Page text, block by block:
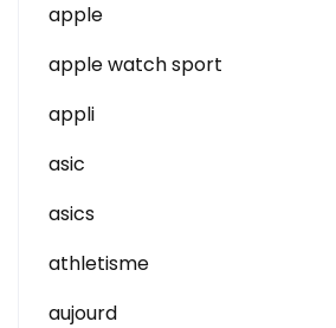
apple
apple watch sport
appli
asic
asics
athletisme
aujourd